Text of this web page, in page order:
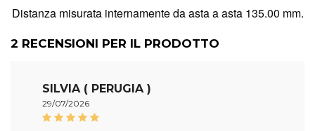
Distanza misurata internamente da asta a asta 135.00 mm.
2 RECENSIONI PER IL PRODOTTO
SILVIA ( PERUGIA )
29/07/2026